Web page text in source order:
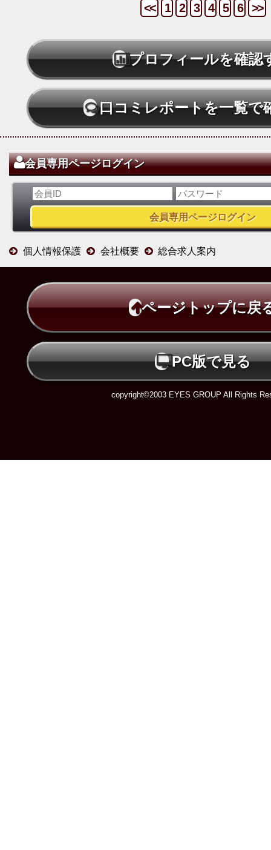
<< 1 2 3 4 5 6 >>
プロフィールを確認
口コミレポートを一覧で
会員専用ページログイン
個人情報保護 会社概要 総合求人案内
ページトップに戻
PC版で見る
copyright©2003 EYES GROUP All Rights